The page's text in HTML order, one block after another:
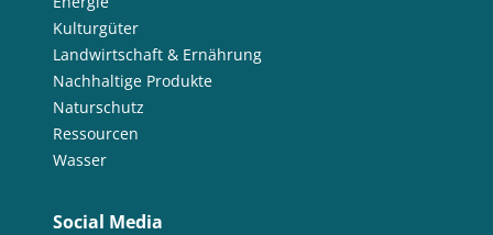
Kulturgüter
Landwirtschaft & Ernährung
Nachhaltige Produkte
Naturschutz
Ressourcen
Wasser
Social Media